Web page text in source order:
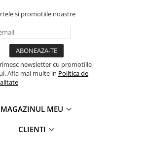
si promotiile noastre
newsletter cu promotiile
Afla mai multe in Politica de
MAGAZINUL MEU
CLIENTI